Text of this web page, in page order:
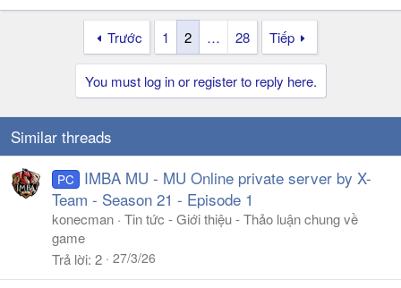
Trước 1 2 … 28 Tiếp
You must log in or register to reply here.
Similar threads
PC
IMBA MU - MU Online private server by X-
Team - Season 21 - Episode 1
konecman Tin tức - Giới thiệu - Thảo luận chung về
game
Trả lời 2 27/3/26